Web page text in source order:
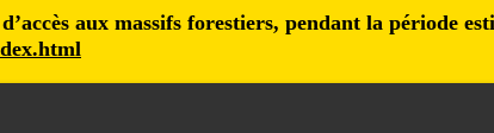
aux massifs forestiers, pendant la période